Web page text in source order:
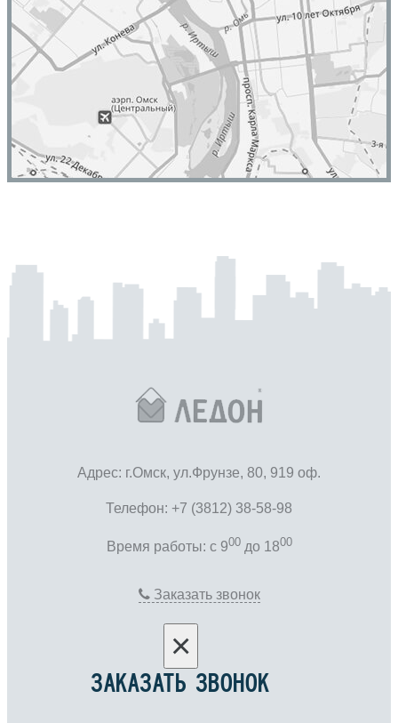
Адрес: г.Омск, ул.Фрунзе, 80, 919 оф.
Телефон: +7 (3812) 38-58-98
Время работы: c 900до 1800
Заказать звонок
×
ЗАКАЗАТЬ ЗВОНОК